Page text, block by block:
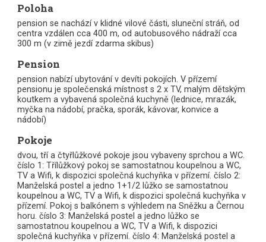
Poloha
pension se nachází v klidné vilové části, sluneční stráň, od
centra vzdálen cca 400 m, od autobusového nádraží cca
300 m (v zimě jezdí zdarma skibus)
Pension
pension nabízí ubytování v devíti pokojích. V přízemí
pensionu je společenská místnost s 2 x TV, malým dětským
koutkem a vybavená společná kuchyně (lednice, mrazák,
myčka na nádobí, pračka, sporák, kávovar, konvice a
nádobí)
Pokoje
dvou, tří a čtyřlůžkové pokoje jsou vybaveny sprchou a WC.
číslo 1: Třílůžkový pokoj se samostatnou koupelnou a WC,
TV a Wifi, k dispozici společná kuchyňka v přízemí. číslo 2:
Manželská postel a jedno 1+1/2 lůžko se samostatnou
koupelnou a WC, TV a Wifi, k dispozici společná kuchyňka v
přízemí. Pokoj s balkónem s výhledem na Sněžku a Černou
horu. číslo 3: Manželská postel a jedno lůžko se
samostatnou koupelnou a WC, TV a Wifi, k dispozici
společná kuchyňka v přízemí. číslo 4: Manželská postel a